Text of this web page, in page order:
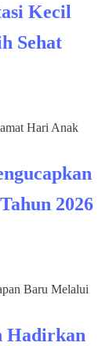
Kecil
Sehat
2026
Hadirkan